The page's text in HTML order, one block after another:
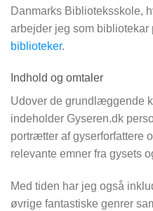
Danmarks Biblioteksskole,
arbejder jeg som bibliotekar
biblioteker.
Indhold og omtaler
Udover de grundlæggende
indeholder Gyseren.dk
portrætter af gyserforfattere
relevante emner fra gysets
Med tiden har jeg også
øvrige fantastiske genrer